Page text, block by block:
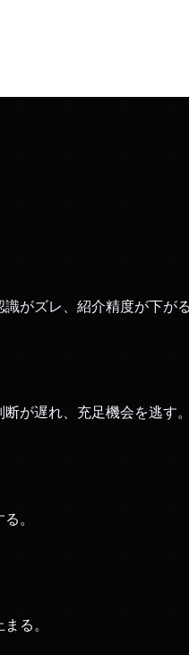
がズレ、紹介精度が下がる
が遅れ、充足機会を逃す。
。
る。